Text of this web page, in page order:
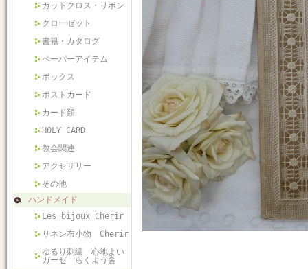
カットクロス・リボン
クローゼット
書籍・カタログ
ペーパーアイテム
ボックス
ポストカード
カード類
HOLY CARD
教会関連
アクセサリー
その他
ハンドメイド
Les bijoux Cherir
リネン布小物 Cherir
ゆるり刺繍 心地よい
ガーゼ らくよう舎